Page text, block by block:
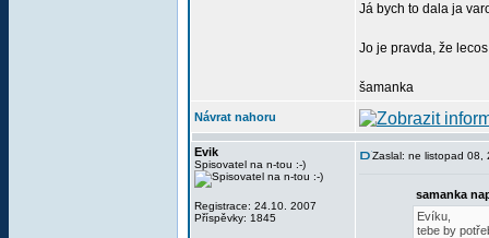
Já bych to dala ja
Jo je pravda, že
šamanka
Návrat nahoru
Evik
Spisovatel na n-tou :-)
Registrace: 24.10. 2007
Příspěvky: 1845
Zaslal: ne listopad 08,
samanka
Evíku,
tebe by